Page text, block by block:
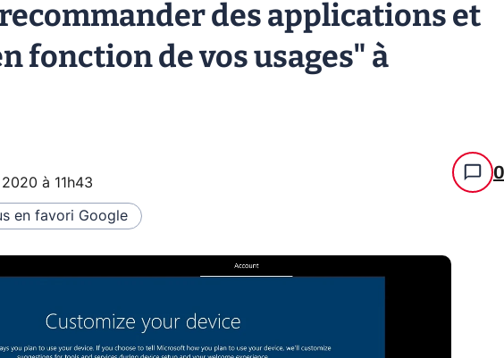
des applications et
fonction de vos usages" à
à 11h43 0
en favori Google